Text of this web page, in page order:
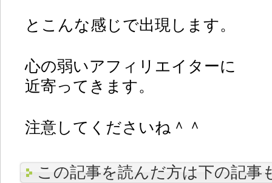
とこんな感じで出現します。
心の弱いアフィリエイターに
近寄ってきます。
注意してくださいね＾＾
この記事を読んだ方は下の記事